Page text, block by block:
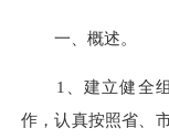
一、概述。
1、建立健全组
作，认真按照省、